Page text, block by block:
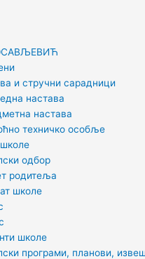
и стручни сарадници
настава
настава
техничко особље
одбор
родитеља
школе
школе
програми, планови,